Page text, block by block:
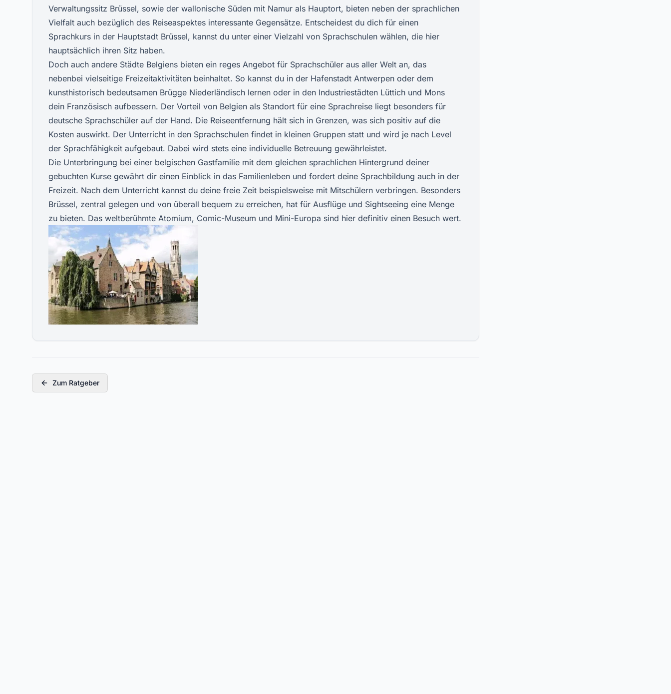
Verwaltungssitz Brüssel, sowie der wallonische Süden mit Namur als Hauptort, bieten neben der sprachlichen
Vielfalt auch bezüglich des Reiseaspektes interessante Gegensätze. Entscheidest du dich für einen
Sprachkurs in der Hauptstadt Brüssel, kannst du unter einer Vielzahl von Sprachschulen wählen, die hier
hauptsächlich ihren Sitz haben.
Doch auch andere Städte Belgiens bieten ein reges Angebot für Sprachschüler aus aller Welt an, das
nebenbei vielseitige Freizeitaktivitäten beinhaltet. So kannst du in der Hafenstadt Antwerpen oder dem
kunsthistorisch bedeutsamen Brügge Niederländisch lernen oder in den Industriestädten Lüttich und Mons
dein Französisch aufbessern. Der Vorteil von Belgien als Standort für eine Sprachreise liegt besonders für
deutsche Sprachschüler auf der Hand. Die Reiseentfernung hält sich in Grenzen, was sich positiv auf die
Kosten auswirkt. Der Unterricht in den Sprachschulen findet in kleinen Gruppen statt und wird je nach Level
der Sprachfähigkeit aufgebaut. Dabei wird stets eine individuelle Betreuung gewährleistet.
Die Unterbringung bei einer belgischen Gastfamilie mit dem gleichen sprachlichen Hintergrund deiner
gebuchten Kurse gewährt dir einen Einblick in das Familienleben und fordert deine Sprachbildung auch in der
Freizeit. Nach dem Unterricht kannst du deine freie Zeit beispielsweise mit Mitschülern verbringen. Besonders
Brüssel, zentral gelegen und von überall bequem zu erreichen, hat für Ausflüge und Sightseeing eine Menge
zu bieten. Das weltberühmte Atomium, Comic-Museum und Mini-Europa sind hier definitiv einen Besuch wert.
Zum Ratgeber